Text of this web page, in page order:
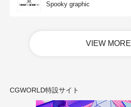
Spooky graphic
VIEW MORE
CGWORLD特設サイト